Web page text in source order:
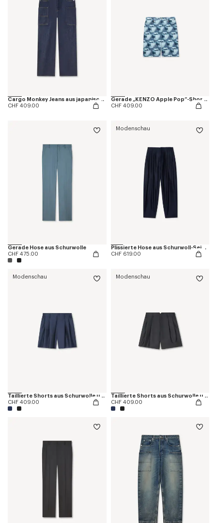
Cargo Monkey Jeans aus japanischem Denim
CHF 409.00
Gerade „KENZO Apple Pop“-Shorts aus japanischem Denim
CHF 409.00
Gerade Hose aus Schurwolle
CHF 475.00
Modenschau
Plissierte Hose aus Schurwoll-Seiden-Mischung
CHF 619.00
Modenschau
Taillierte Shorts aus Schurwolle und Seide
CHF 409.00
Modenschau
Taillierte Shorts aus Schurwolle und Seide
CHF 409.00